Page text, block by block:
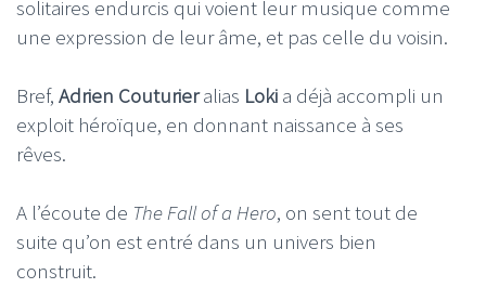
solitaires endurcis qui voient leur musique comme
une expression de leur âme, et pas celle du voisin.
Bref, Adrien Couturieralias Loki a déjà accompli un
exploit héroïque, en donnant naissance à ses
rêves.
A l’écoute de The Fall of a Hero, on sent tout de
suite qu’on est entré dans un univers bien
construit.